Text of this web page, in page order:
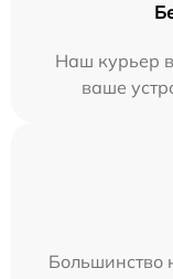
Наш курьер
ваше
Большинство